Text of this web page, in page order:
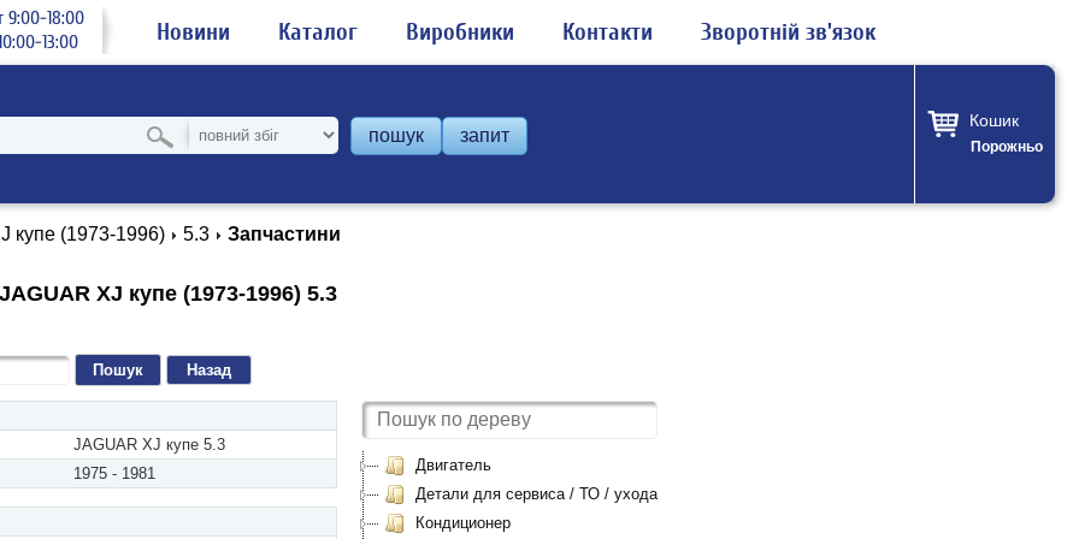
9:00-18:00
13:00
Новини Каталог Виробники Контакти Зворотній зв'язок
пошук запит
Кошик
Порожньо
купе (1973-1996) 5.3 Запчастини
XJ купе (1973-1996) 5.3
Назад
JAGUAR XJ купе 5.3
1975 - 1981
Двигатель
Детали для сервиса / ТО / ухода
Кондиционер